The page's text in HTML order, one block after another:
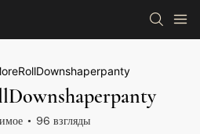
96 взгляды